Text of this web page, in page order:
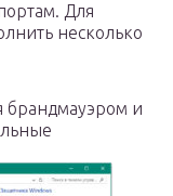
Для
несколько
брандмауэром и